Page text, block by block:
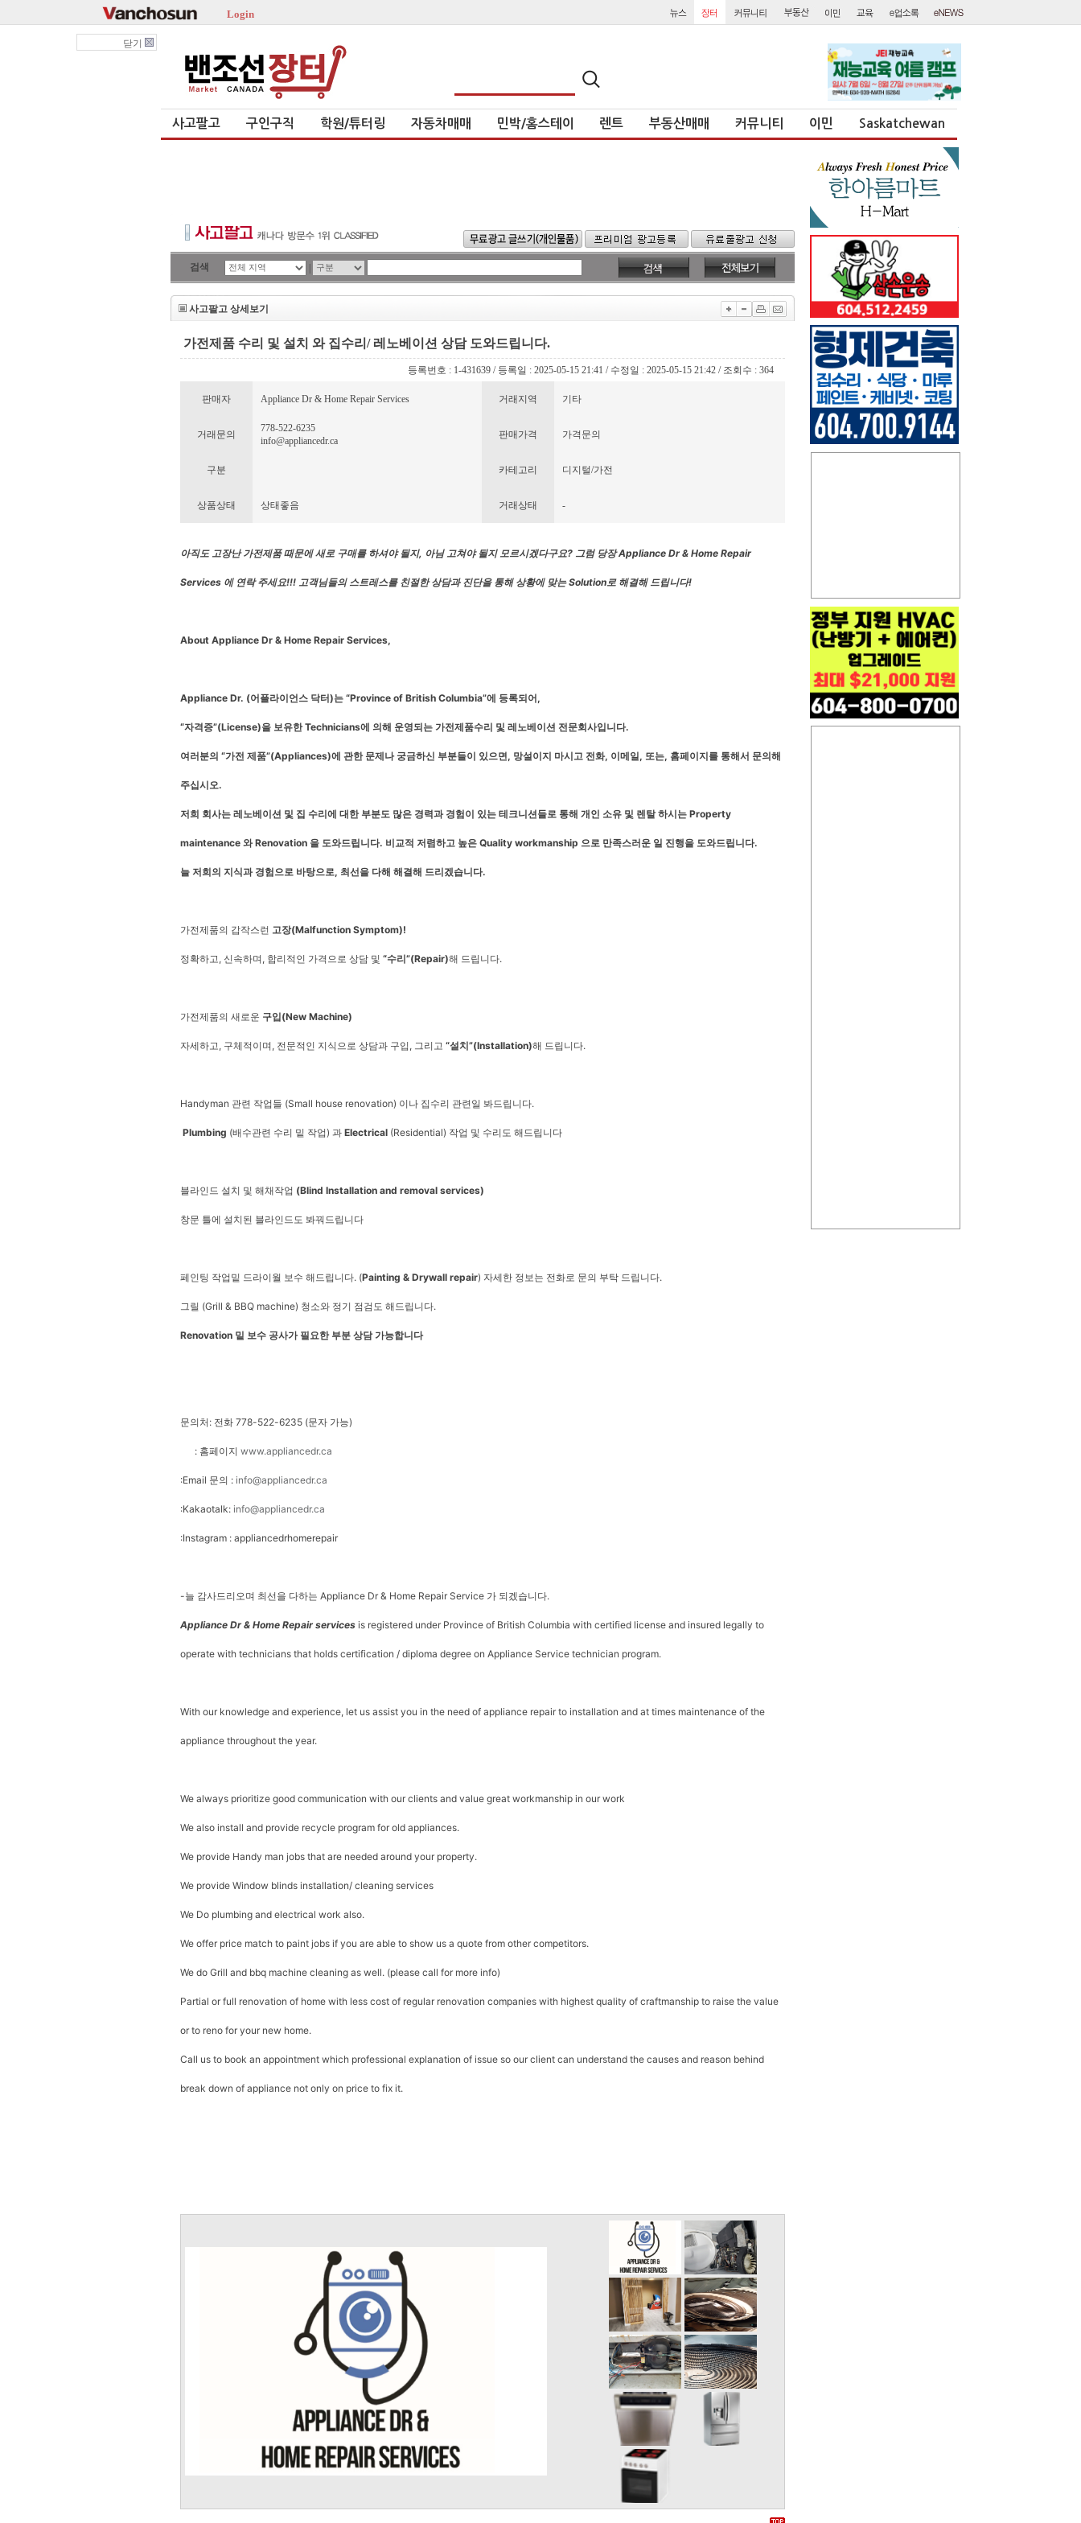
Login
닫기
사고팔고 구인구직 학원/튜터링 자동차매매 민박/홈스테이 렌트 부동산매매 커뮤니티 이민 Saskatchewan
검색 |
사고팔고 상세보기
가전제품 수리 및 설치 와 집수리/ 레노베이션 상담 도와드립니다.
등록번호 : 1-431639 / 등록일 : 2025-05-15 21:41 / 수정일 : 2025-05-15 21:42 / 조회수 : 364
판매자 Appliance Dr & Home Repair Services 거래지역 기타
거래문의
778-522-6235
info@appliancedr.ca
판매가격 가격문의
구분 카테고리 디지털/가전
상품상태 상태좋음 거래상태 -
아직도 고장난 가전제품 때문에 새로 구매를 하셔야 될지, 아님 고쳐야 될지 모르시겠다구요? 그럼 당장 Appliance Dr & Home Repair
Services 에 연락 주세요!!! 고객님들의 스트레스를 친절한 상담과 진단을 통해 상황에 맞는 Solution로 해결해 드립니다!
About Appliance Dr & Home Repair Services,
Appliance Dr. (어플라이언스 닥터)는“Province of British Columbia”에 등록되어,
“자격증”(License)을 보유한Technicians에 의해 운영되는 가전제품수리 및 레노베이션 전문회사입니다.
여러분의 “가전 제품”(Appliances)에 관한 문제나 궁금하신 부분들이 있으면, 망설이지 마시고 전화, 이메일, 또는, 홈페이지를 통해서 문의해
주십시오.
저희 회사는 레노베이션 및 집 수리에 대한 부분도 많은 경력과 경험이 있는 테크니션들로 통해 개인 소유 및 렌탈 하시는Property
maintenance 와Renovation 을 도와드립니다. 비교적 저렴하고 높은Quality workmanship 으로 만족스러운 일 진행을 도와드립니다.
늘 저희의 지식과 경험으로 바탕으로, 최선을 다해 해결해 드리겠습니다.
가전제품의 갑작스런 고장(Malfunction Symptom)!
정확하고, 신속하며, 합리적인 가격으로 상담 및 “수리”(Repair)해 드립니다.
가전제품의 새로운 구입(New Machine)
자세하고, 구체적이며, 전문적인 지식으로 상담과 구입, 그리고 “설치”(Installation)해 드립니다.
Handyman 관련 작업들 (Small house renovation) 이나 집수리 관련일 봐드립니다.
Plumbing (배수관련 수리 밑 작업) 과 Electrical(Residential) 작업 및 수리도 해드립니다
블라인드 설치 및 해채작업 (Blind Installation and removal services)
창문 틀에 설치된 블라인드도 봐꿔드립니다
페인팅 작업밑 드라이월 보수 해드립니다. (Painting & Drywall repair) 자세한 정보는 전화로 문의 부탁 드립니다.
그릴 (Grill & BBQ machine) 청소와 정기 점검도 해드립니다.
Renovation 밑 보수 공사가 필요한 부분 상담 가능합니다
문의처: 전화 778-522-6235 (문자 가능)
: 홈페이지 www.appliancedr.ca
:Email 문의 : info@appliancedr.ca
:Kakaotalk: info@appliancedr.ca
:Instagram : appliancedrhomerepair
-늘 감사드리오며 최선을 다하는 Appliance Dr & Home Repair Service 가 되겠습니다.
Appliance Dr & Home Repair servicesis registered under Province of British Columbia with certified license and insured legally to
operate with technicians that holds certification / diploma degree on Appliance Service technician program.
With our knowledge and experience, let us assist you in the need of appliance repair to installation and at times maintenance of the
appliance throughout the year.
We always prioritize good communication with our clients and value great workmanship in our work
We also install and provide recycle program for old appliances.
We provide Handy man jobs that are needed around your property.
We provide Window blinds installation/ cleaning services
We Do plumbing and electrical work also.
We offer price match to paint jobs if you are able to show us a quote from other competitors.
We do Grill and bbq machine cleaning as well. (please call for more info)
Partial or full renovation of home with less cost of regular renovation companies with highest quality of craftmanship to raise the value
or to reno for your new home.
Call us to book an appointment which professional explanation of issue so our client can understand the causes and reason behind
break down of appliance not only on price to fix it.